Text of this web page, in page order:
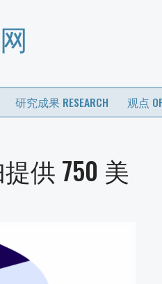
研究成果 RESEARCH 观点
供 750 美